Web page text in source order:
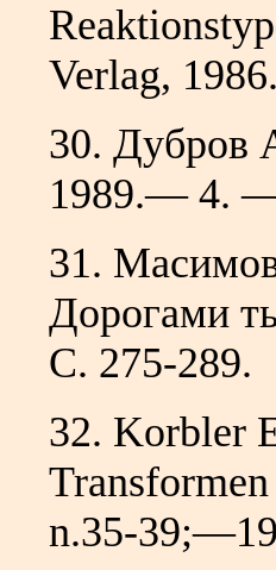
Verlag, 1986.
30. Дубров
1989.— 4.
31.
Дорогами
С. 275-289.
32. Korbler
n.35-